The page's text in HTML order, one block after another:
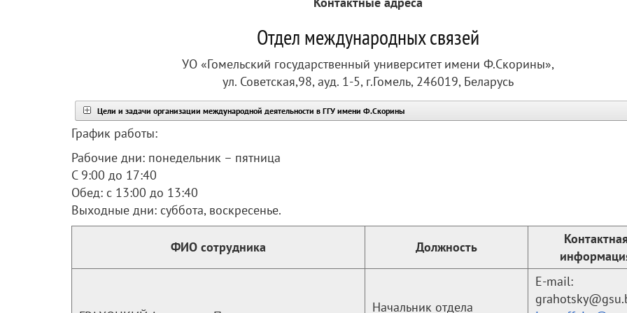
Отдел международных связей
УО «Гомельский государственный университет имени Ф.Скорины»,
ул. Советская,98, ауд. 1-5, г.Гомель, 246019, Беларусь
Цели и задачи организации международной деятельности в ГГУ имени Ф.Скорины
График работы:
Рабочие дни: понедельник – пятница
С 9:00 до 17:40
Обед: с 13:00 до 13:40
Выходные дни: суббота, воскресенье.
ФИО сотрудника Должность
Начальник отдела
E-mail: